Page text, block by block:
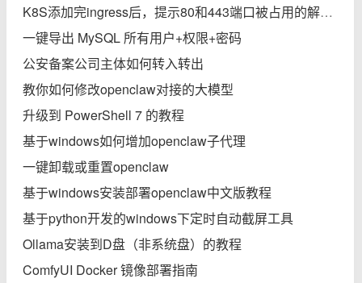
K8S添加完ingress后，提示80和443端口被占用的解决办法
一键导出 MySQL 所有用户+权限+密码
公安备案公司主体如何转入转出
教你如何修改openclaw对接的大模型
升级到 PowerShell 7 的教程
基于windows如何增加openclaw子代理
一键卸载或重置openclaw
基于windows安装部署openclaw中文版教程
基于python开发的windows下定时自动截屏工具
Ollama安装到D盘（非系统盘）的教程
ComfyUI Docker 镜像部署指南